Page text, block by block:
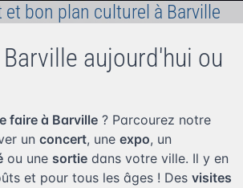
et bon plan culturel à Barville
aujourd'hui ou
faire à Barville ? Parcourez notre
un concert, une expo, un
ou une sortie dans votre ville. Il y en
et pour tous les âges ! Des visites